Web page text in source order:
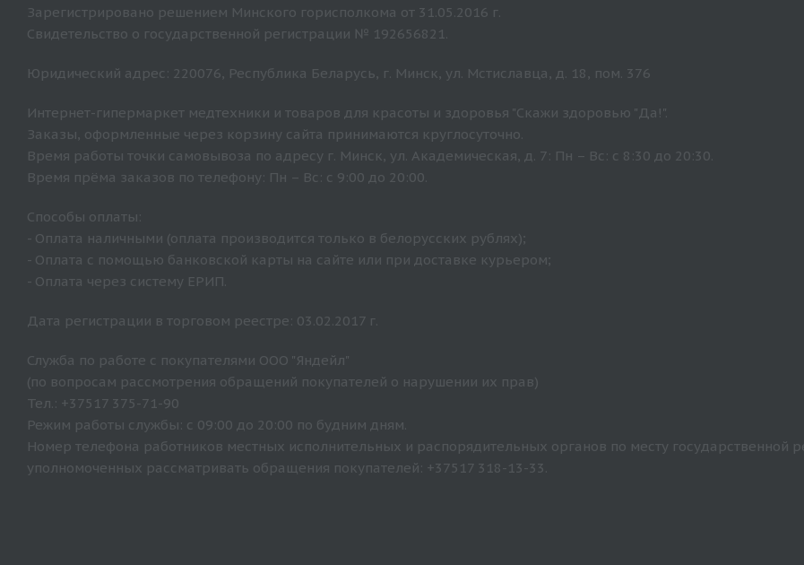
Зарегистрировано решением Минского горисполкома от 31.05.2016 г.
Свидетельство о государственной регистрации № 192656821.
Юридический адрес: 220076, Республика Беларусь, г. Минск, ул. Мстиславца, д. 18, пом. 376
Интернет-гипермаркет медтехники и товаров для красоты и здоровья "Скажи здоровью "Да!".
Заказы, оформленные через корзину сайта принимаются круглосуточно.
Время работы точки самовывоза по адресу г. Минск, ул. Академическая, д. 7: Пн – Вс: с 8:30 до 20:30.
Время прёма заказов по телефону: Пн – Вс: с 9:00 до 20:00.
Способы оплаты:
- Оплата наличными (оплата производится только в белорусских рублях);
- Оплата с помощью банковской карты на сайте или при доставке курьером;
- Оплата через систему ЕРИП.
Дата регистрации в торговом реестре: 03.02.2017 г.
Служба по работе с покупателями ООО "Яндейл"
(по вопросам рассмотрения обращений покупателей о нарушении их прав)
Тел.: +37517 375-71-90
Режим работы службы: с 09:00 до 20:00 по будним дням.
Номер телефона работников местных исполнительных и распорядительных органов по месту государственной
уполномоченных рассматривать обращения покупателей: +37517 318-13-33.